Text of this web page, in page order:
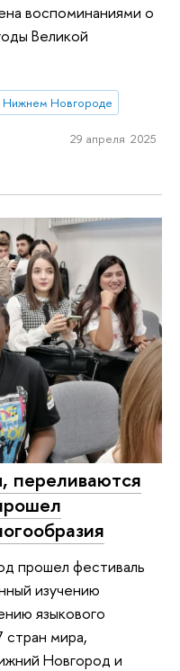
воспоминаниями о
Великой
Новгороде
29 апреля 2025
переливаются
прошел фестиваль
изучению
языкового
стран мира,
Новгород и